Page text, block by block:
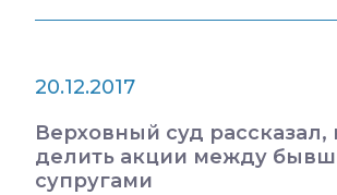
20.12.2017
Верховный суд рассказал,
делить акции между
супругами